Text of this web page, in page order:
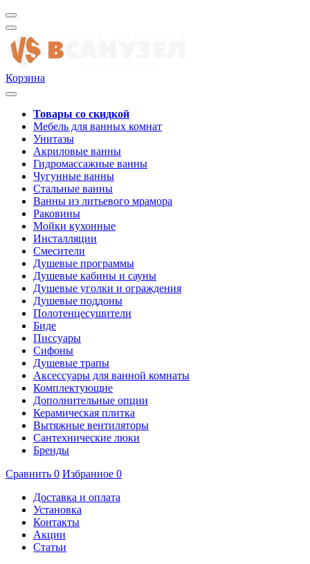
Корзина
Товары со скидкой
Мебель для ванных комнат
Унитазы
Акриловые ванны
Гидромассажные ванны
Чугунные ванны
Стальные ванны
Ванны из литьевого мрамора
Раковины
Мойки кухонные
Инсталляции
Смесители
Душевые программы
Душевые кабины и сауны
Душевые уголки и ограждения
Душевые поддоны
Полотенцесушители
Биде
Писсуары
Сифоны
Душевые трапы
Аксессуары для ванной комнаты
Комплектующие
Дополнительные опции
Керамическая плитка
Вытяжные вентиляторы
Сантехнические люки
Бренды
Сравнить 0 Избранное 0
Доставка и оплата
Установка
Контакты
Акции
Статьи